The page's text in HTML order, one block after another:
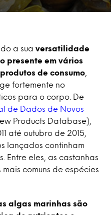
a sua versatilidade
presente em vários
de consumo
fortemente no
para o corpo. De
de Dados de Novos
Products Database),
até outubro de 2015,
lançados continham
Entre eles, as castanhas
comuns de espécies
algas marinhas são